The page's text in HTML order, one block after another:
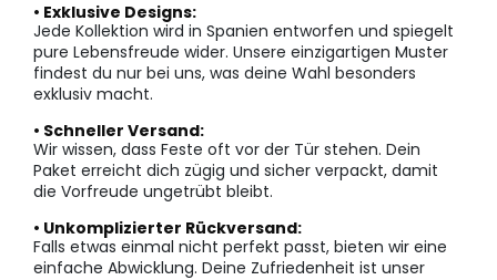
• Exklusive Designs:
Jede Kollektion wird in Spanien entworfen und spiegelt
pure Lebensfreude wider. Unsere einzigartigen Muster
findest du nur bei uns, was deine Wahl besonders
exklusiv macht.
• Schneller Versand:
Wir wissen, dass Feste oft vor der Tür stehen. Dein
Paket erreicht dich zügig und sicher verpackt, damit
die Vorfreude ungetrübt bleibt.
• Unkomplizierter Rückversand:
Falls etwas einmal nicht perfekt passt, bieten wir eine
einfache Abwicklung. Deine Zufriedenheit ist unser